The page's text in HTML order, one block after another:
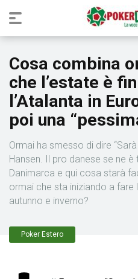
Cosa combina
che l’estate è
l’Atalanta in
poi una
Ormai ha smesso di dire
Hansen. Il pro danese se ne
Danimarca e qui cosa starà
ormai che sta iniziando a fare
autunno e inverno?
Poker Estero